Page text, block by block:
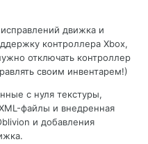
движка и
контроллера Xbox,
отключать контроллер
своим инвентарем!)
с нуля текстуры,
файлы и внедренная
и добавления